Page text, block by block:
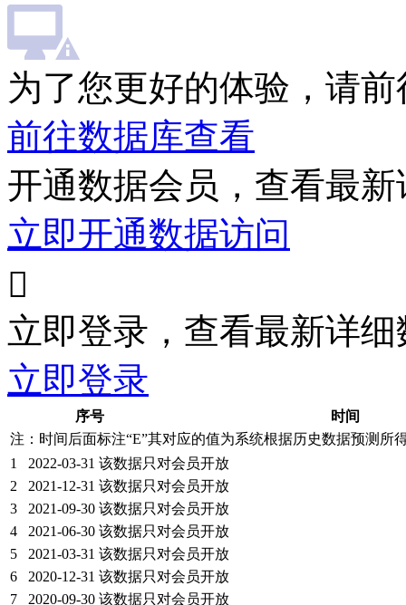
为了您更好的体验，请
前往数据库查看
开通数据会员，查看最
立即开通数据访问

立即登录，查看最新详细
立即登录
序号
时间
注：时间后面标注“E”其对应的值为系统根据历史数据预测所
1
2022-03-31 该数据只对会员开放
2
2021-12-31 该数据只对会员开放
3
2021-09-30 该数据只对会员开放
4
2021-06-30 该数据只对会员开放
5
2021-03-31 该数据只对会员开放
6
2020-12-31 该数据只对会员开放
7
2020-09-30 该数据只对会员开放